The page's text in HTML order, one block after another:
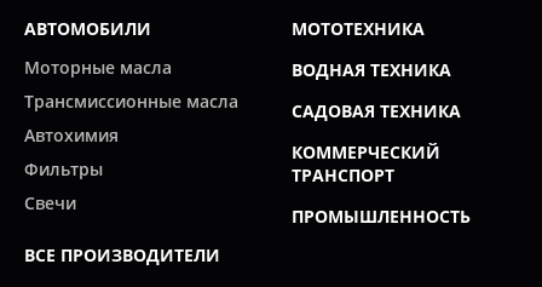
АВТОМОБИЛИ
Моторные масла
Трансмиссионные масла
Автохимия
Фильтры
Свечи
ВСЕ ПРОИЗВОДИТЕЛИ
МОТОТЕХНИКА
ВОДНАЯ ТЕХНИКА
САДОВАЯ ТЕХНИКА
КОММЕРЧЕСКИЙ
ТРАНСПОРТ
ПРОМЫШЛЕННОСТЬ